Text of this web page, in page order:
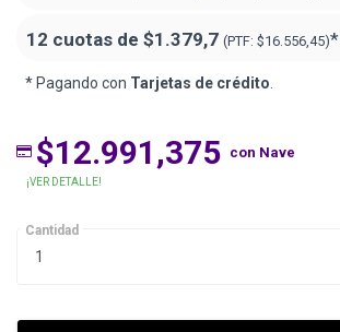
12 cuotas de $1.379,7 (PTF: $16.556,45)*
* Pagando con Tarjetas de crédito
$12.991,375 con Nave
¡VER DETALLE!
Cantidad